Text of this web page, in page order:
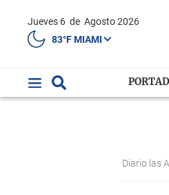
Jueves 6 de Agosto 2026
83°F MIAMI
Diario las